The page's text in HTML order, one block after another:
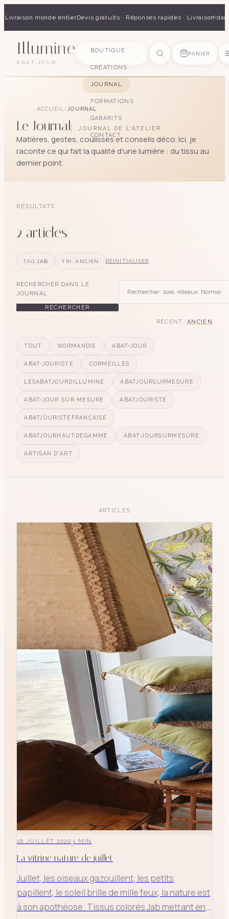
Livraison monde entierDevis gratuits · Réponses rapides · Livraison×
Illumine
ABAT-JOUR
BOUTIQUE
CRÉATIONS
JOURNAL
FORMATIONS
GABARITS
CONTACT
PANIER
ACCUEIL / JOURNAL
Le Journal JOURNAL DE L'ATELIER
Matières, gestes, coulisses et conseils déco. Ici, je
raconte ce qui fait la qualité d'une lumière : du tissu au
dernier point.
RÉSULTATS
2 articles
TAG: JAB TRI: ANCIEN RÉINITIALISER
RECHERCHER DANS LE
JOURNAL
RECHERCHER
RÉCENT /ANCIEN
TOUT NORMANDIE ABAT-JOUR
ABAT-JOURISTE CORMEILLES
LESABATJOURDILLUMINE ABATJOURSURMESURE
ABAT-JOUR SUR MESURE ABATJOURISTE
ABATJOURISTEFRANÇAISE
ABATJOURHAUTDEGAMME ABAT-JOURSURMESURE
ARTISAN D'ART
ARTICLES
18 JUILLET 2020·1 MIN
La vitrine nature de juillet
Juillet, les oiseaux gazouillent, les petits
papillent, le soleil brille de mille feux, la nature est
à son apothéose. Tissus colorés Jab mettant en
SUGGESTIONS
art déco